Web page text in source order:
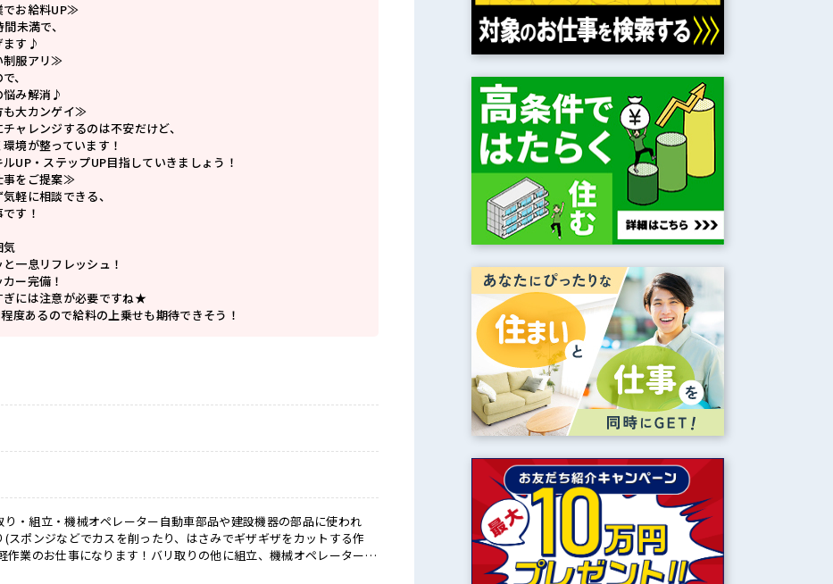
お給料UP≫
未満で、
ます♪
服アリ≫
、
悩み解消♪
大カンゲイ≫
ャレンジするのは不安だけど、
境が整っています！
UP・ステップUP目指していきましょう！
をご提案≫
軽に相談できる、
す！
一息リフレッシュ！
ー完備！
ぎには注意が必要ですね★
度あるので給料の上乗せも期待できそう！
り・組立・機械オペレーター自動車部品や建設機器の部品に使われ
スポンジなどでカスを削ったり、はさみでギザギザをカットする作
作業のお仕事になります！バリ取りの他に組立、機械オペレーターの
あります。【取扱製品情報】建設機器用のピンシャフト部品 ■お仕